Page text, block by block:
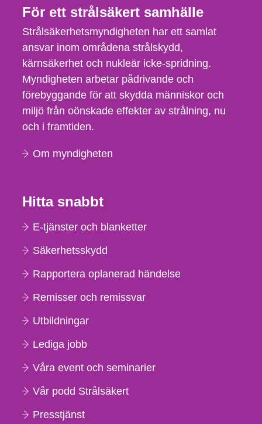
För ett strålsäkert samhälle
Strålsäkerhetsmyndigheten har ett samlat
ansvar inom områdena strålskydd,
kärnsäkerhet och nukleär icke-spridning.
Myndigheten arbetar pådrivande och
förebyggande för att skydda människor och
miljö från oönskade effekter av strålning, nu
och i framtiden.
Om myndigheten
Hitta snabbt
E-tjänster och blanketter
Säkerhetsskydd
Rapportera oplanerad händelse
Remisser och remissvar
Utbildningar
Lediga jobb
Våra event och seminarier
Vår podd Strålsäkert
Presstjänst